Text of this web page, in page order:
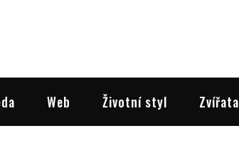
Web Životní styl Zvířata